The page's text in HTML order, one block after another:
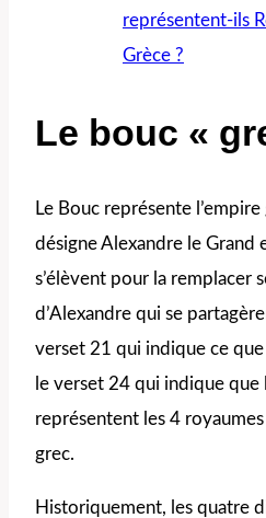
représentent-ils
Grèce ?
Le bouc «
Le Bouc représente
désigne Alexandre le Grand
s’élèvent pour la remplacer
d’Alexandre qui se
verset 21 qui indique ce
le verset 24 qui indique que
représentent les 4
grec.
Historiquement, les quatre